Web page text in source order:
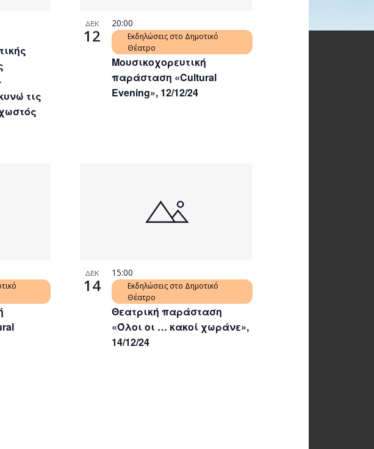
τις
ΔΕΚ
12
Μουσικοχορευτική
παράσταση «Cultural
Evening», 12/12/24
20:00
Εκδηλώσεις στο Δημοτικό
Θέατρο
ΔΕΚ
14
Θεατρική παράσταση
«Όλοι οι … κακοί χωράνε»,
14/12/24
15:00
Εκδηλώσεις στο Δημοτικό
Θέατρο